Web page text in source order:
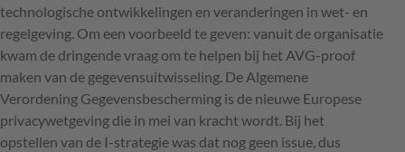
technologische ontwikkelingen en veranderingen in wet- en
regelgeving. Om een voorbeeld te geven: vanuit de organisatie
kwam de dringende vraag om te helpen bij het AVG-proof
maken van de gegevensuitwisseling. De Algemene
Verordening Gegevensbescherming is de nieuwe Europese
privacywetgeving die in mei van kracht wordt. Bij het
opstellen van de I-strategie was dat nog geen issue, dus